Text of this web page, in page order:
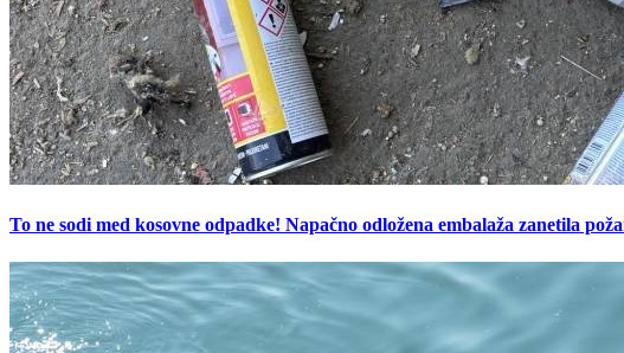
To ne sodi med kosovne odpadke! Napačno odložena embalaža zanetila
Prijavi